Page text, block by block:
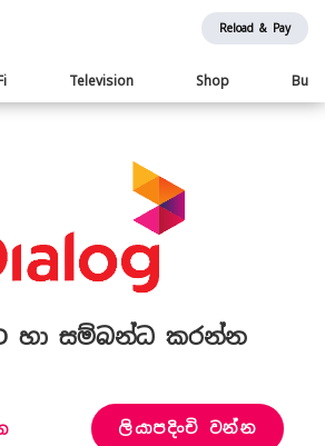
Reload & Pay
Television Shop
හා සම්බන්ධ කරන්න
ලියාපදිංචි වන්න